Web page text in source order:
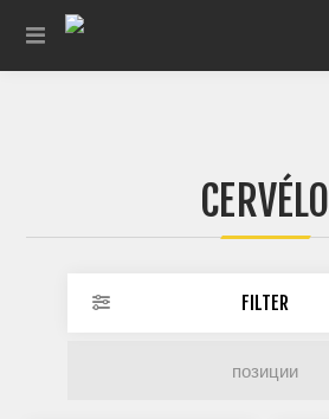
CERVÉLO
FILTER